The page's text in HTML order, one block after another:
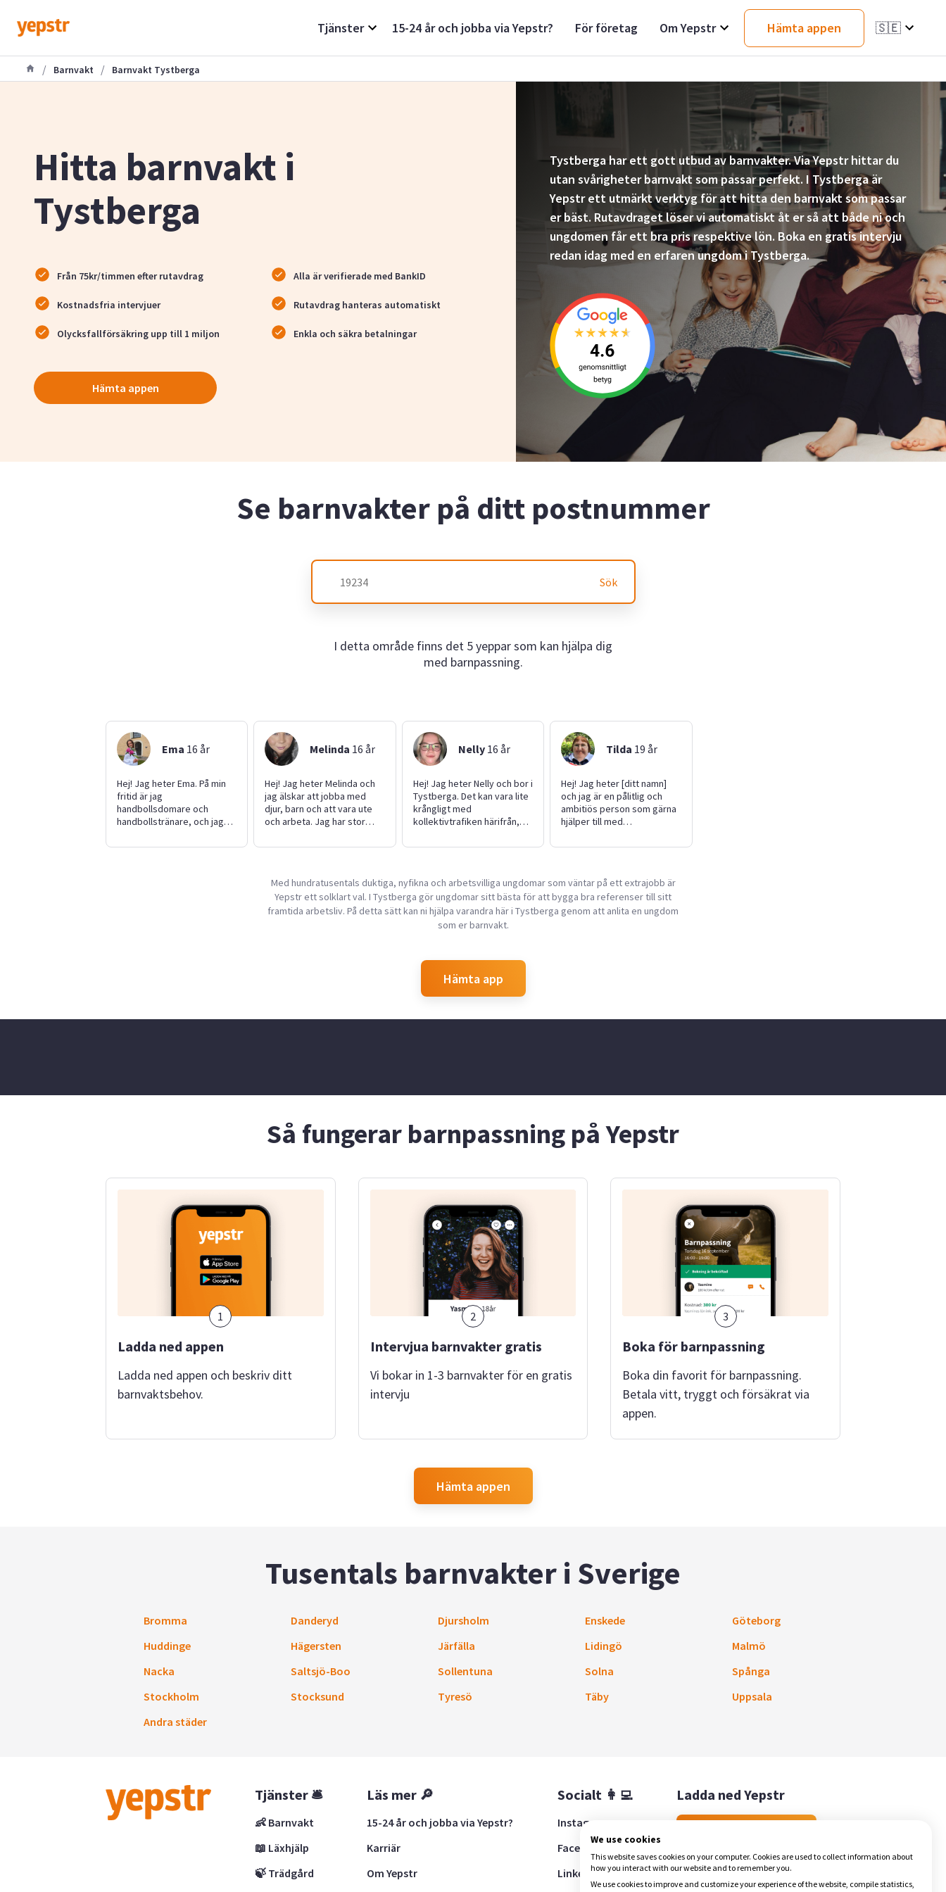
Tjänster 15-24 år och jobba via Yepstr? För företag Om Yepstr Hämta appen 🇸🇪
/ Barnvakt / Barnvakt Tystberga
Hitta barnvakt i
Tystberga
Från 75kr/timmen efter rutavdrag Alla är verifierade med BankID
Kostnadsfria intervjuer Rutavdrag hanteras automatiskt
Olycksfallförsäkring upp till 1 miljon Enkla och säkra betalningar
Hämta appen
Tystberga har ett gott utbud av barnvakter. Via Yepstr hittar du
utan svårigheter barnvakt som passar perfekt. I Tystberga är
Yepstr ett utmärkt verktyg för att hitta den barnvakt som passar
er bäst. Rutavdraget löser vi automatiskt åt er så att både ni och
ungdomen får ett bra pris respektive lön. Boka en gratis intervju
redan idag med en erfaren ungdom i Tystberga.
Se barnvakter på ditt postnummer
Sök
I detta område finns det 5 yeppar som kan hjälpa dig
med barnpassning.
Ema 16 år
Hej! Jag heter Ema. På min
fritid är jag
handbollsdomare och
handbollstränare, och jag
teater och musik. Jag är
Melinda 16 år
Hej! Jag heter Melinda och
jag älskar att jobba med
djur, barn och att vara ute
och arbeta. Jag har stor
Jag har praktiserat på
andra barn i släkten. Hästar
ligger mig extra varmt om
hjärtat och jag är trygg,
Nelly 16 år
Hej! Jag heter Nelly och bor i
Tystberga. Det kan vara lite
krångligt med
kollektivtrafiken härifrån,
pluggar i Liljeholmen och har
körkort ännu men studerar
inför bilkörkort. Man kan lita
på mig – jag är ärlig och tar
ansvar, även när det är
noggrann, punktlig och
hjälpsam. Jag trivs med
barnpassning, läxhjälp och
andra uppdrag i hemmet,
Tilda 19 år
Hej! Jag heter [ditt namn]
och jag är en pålitlig och
ambitiös person som gärna
hjälper till med
hundrastning och enklare
tycker om att ta ansvar. Jag
har tidigare hjälpt familj och
vänner med barnpassning
Med hundratusentals duktiga, nyfikna och arbetsvilliga ungdomar som väntar på ett extrajobb är
Yepstr ett solklart val. I Tystberga gör ungdomar sitt bästa för att bygga bra referenser till sitt
framtida arbetsliv. På detta sätt kan ni hjälpa varandra här i Tystberga genom att anlita en ungdom
som er barnvakt.
Hämta app
Så fungerar barnpassning på Yepstr
1
Ladda ned appen
Ladda ned appen och beskriv ditt
barnvaktsbehov.
2
Intervjua barnvakter gratis
Vi bokar in 1-3 barnvakter för en gratis
intervju
3
Boka för barnpassning
Boka din favorit för barnpassning.
Betala vitt, tryggt och försäkrat via
appen.
Hämta appen
Tusentals barnvakter i Sverige
Bromma Danderyd Djursholm Enskede
Göteborg
Huddinge
Hägersten Järfälla Lidingö
Malmö
Nacka
Saltsjö-Boo Sollentuna Solna
Spånga
Stockholm
Stocksund Tyresö Täby
Uppsala
Andra städer
Tjänster 🛎
👶 Barnvakt
📖 Läxhjälp
🍃 Trädgård
Läs mer 🔎
15-24 år och jobba via Yepstr?
Karriär
Om Yepstr
Socialt 👩‍💻
Instagram
Facebook
LinkedIn
Ladda ned Yepstr
We use cookies
This website saves cookies on your computer. Cookies are used to collect information about
how you interact with our website and to remember you.
We use cookies to improve and customize your experience of the website, compile statistics,